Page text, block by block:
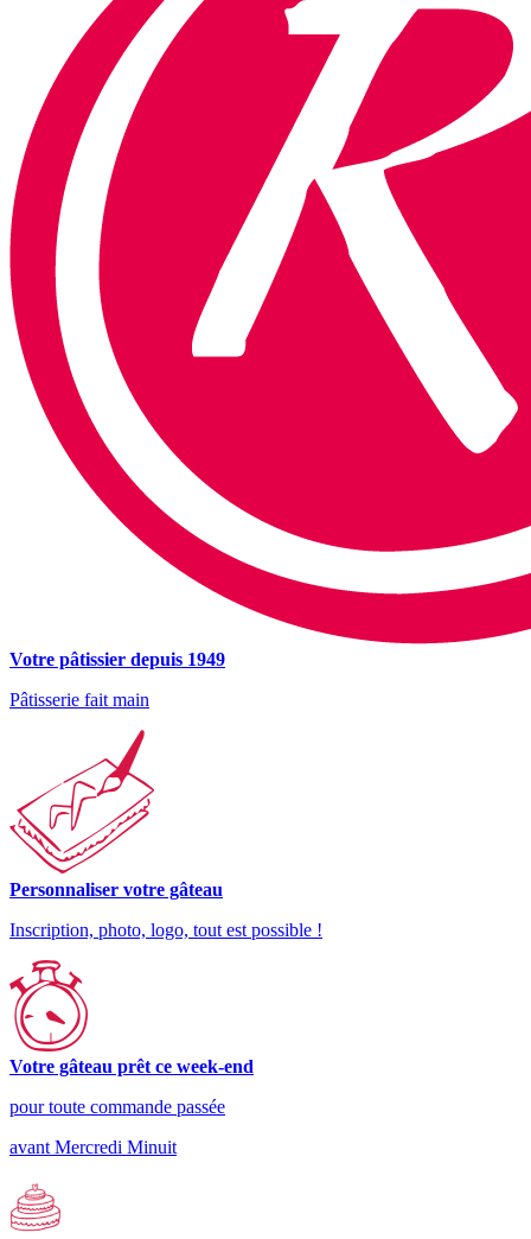
Votre pâtissier depuis 1949
Pâtisserie fait main
Personnaliser votre gâteau
Inscription, photo, logo, tout est possible !
Votre gâteau prêt ce week-end
pour toute commande passée
avant Mercredi Minuit